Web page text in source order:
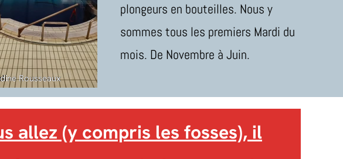
Rousseaux
Rousseaux
plongeurs en bouteilles. Nous y
sommes tous les premiers Mardi du
mois. De Novembre à Juin.
allez (y compris les fosses), il